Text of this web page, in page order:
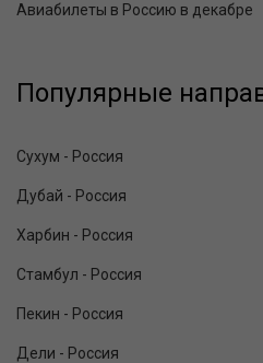
Авиабилеты в Россию в декабре
Популярные
Сухум - Россия
Дубай - Россия
Харбин - Россия
Стамбул - Россия
Пекин - Россия
Дели - Россия